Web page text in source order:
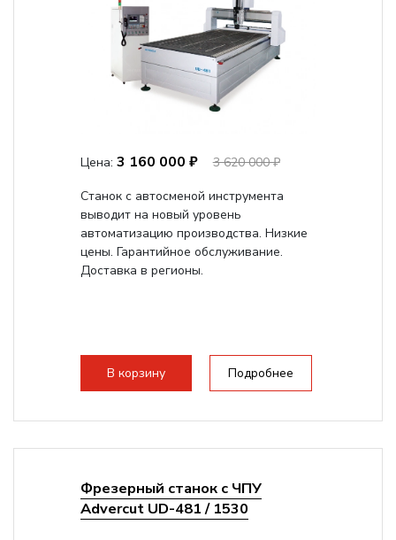
Цена: 3 160 000 ₽
3 620 000 ₽
Станок с автосменой инструмента
выводит на новый уровень
автоматизацию производства. Низкие
цены. Гарантийное обслуживание.
Доставка в регионы.
В корзину Подробнее
Фрезерный станок с ЧПУ
Advercut UD-481 / 1530